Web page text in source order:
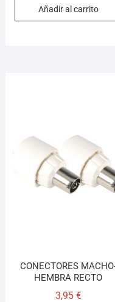
Añadir al carrito
CONECTORES
HEMBRA RECTO
3,95 €